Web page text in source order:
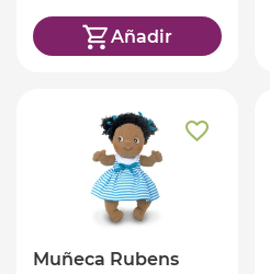
Añadir
Muñeca Rubens